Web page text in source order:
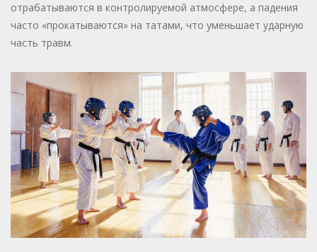
отрабатываются в контролируемой атмосфере, а падения
часто «прокатываются» на татами, что уменьшает ударную
часть травм.